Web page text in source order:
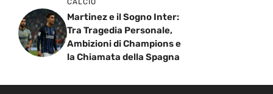
CALCIO
Martinez e il Sogno Inter:
Tra Tragedia Personale,
Ambizioni di Champions e
la Chiamata della Spagna